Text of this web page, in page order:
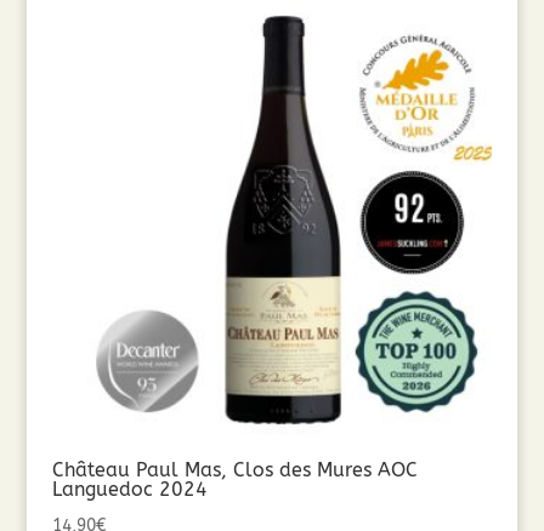
Château Paul Mas, Clos des Mures AOC
Languedoc 2024
14,90€